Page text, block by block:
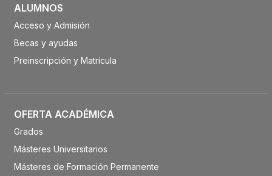
ALUMNOS
Acceso y Admisión
Becas y ayudas
Preinscripción y Matrícula
OFERTA ACADÉMICA
Grados
Másteres Universitarios
Másteres de Formación Permanente